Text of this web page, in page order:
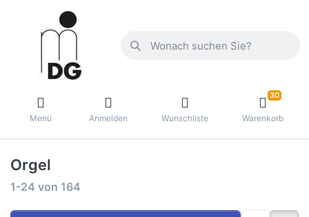
Menü Anmelden Wunschliste
30
Warenkorb
Orgel
1-24 von 164